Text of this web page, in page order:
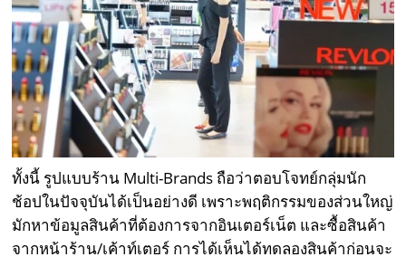
ทั้งนี้ รูปแบบร้าน Multi-Brands ถือว่าตอบโจทย์กลุ่มนัก
ช้อปในปัจจุบันได้เป็นอย่างดี เพราะพฤติกรรมของส่วนใหญ่
มักหาข้อมูลสินค้าที่ต้องการจากอินเตอร์เน็ต และซื้อสินค้า
จากหน้าร้าน/เค้าท์เตอร์ การได้เห็นได้ทดลองสินค้าก่อนจะ